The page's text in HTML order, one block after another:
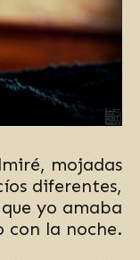
mojadas
diferentes,
yo amaba
con la noche.